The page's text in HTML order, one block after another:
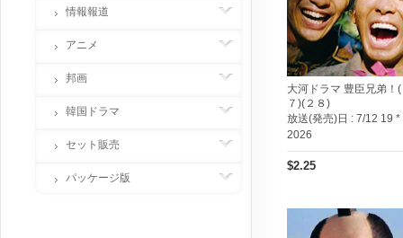
大河ドラマ 豊臣兄弟！
７)(２８)
放送(発売)日 : 7/12 19 *
2026
$2.25
情報報道
アニメ
邦画
韓国ドラマ
セット販売
パッケージ版